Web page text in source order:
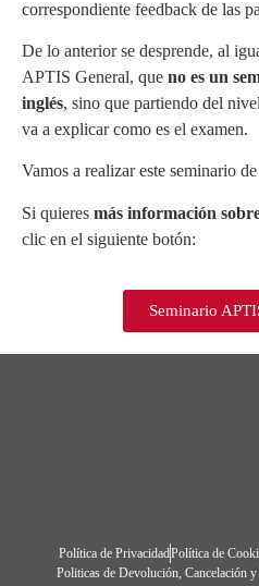
correspondiente feedback de las
De lo anterior se desprende, al
APTIS General, que no es un
inglés, sino que partiendo del
va a explicar como es el examen.
Vamos a realizar este seminario de
Si quieres más información
clic en el siguiente botón:
Seminario
Política de PrivacidadPolítica de
Politicas de Devolución, Cancelación